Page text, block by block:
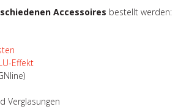
Accessoires bestellt werden:
Effekt
Verglasungen